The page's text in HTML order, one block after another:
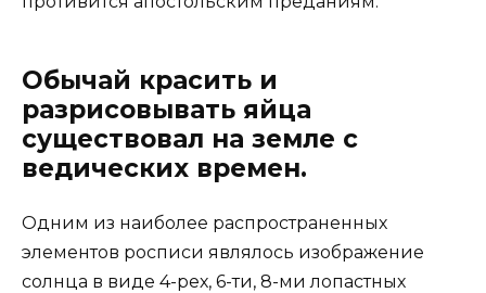
Обычай красить и
разрисовывать яйца
существовал на земле с
ведических времен.
Одним из наиболее распространенных
элементов росписи являлось изображение
солнца в виде 4-рех, 6-ти, 8-ми лопастных